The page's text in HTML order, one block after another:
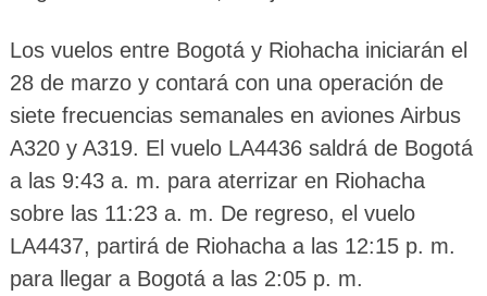
Los vuelos entre Bogotá y Riohacha iniciarán el
28 de marzo y contará con una operación de
siete frecuencias semanales en aviones Airbus
A320 y A319. El vuelo LA4436 saldrá de Bogotá
a las 9:43 a. m. para aterrizar en Riohacha
sobre las 11:23 a. m. De regreso, el vuelo
LA4437, partirá de Riohacha a las 12:15 p. m.
para llegar a Bogotá a las 2:05 p. m.